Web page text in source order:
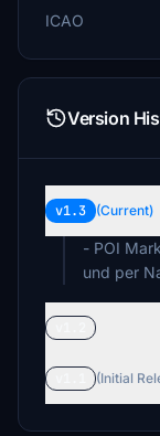
ICAO
Version
v1.3 (Current)
- POI
und per
(Initial